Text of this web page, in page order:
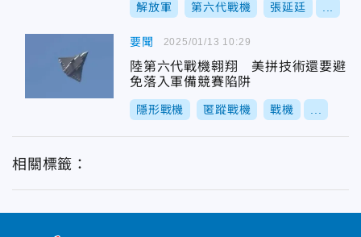
解放軍 第六代戰機 張延廷
要聞
陸第六代戰機翱翔 美拼技術還要避
免落入軍備競賽陷阱
隱形戰機 匿蹤戰機 戰機
2025/01/13 10:29
相關標籤：